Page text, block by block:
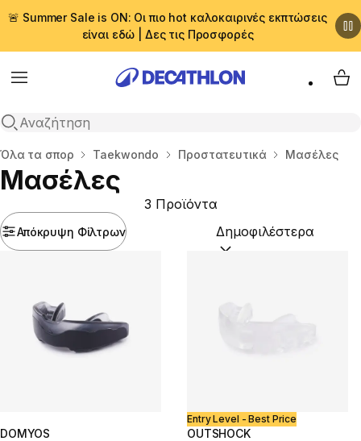
🚨 Summer Sale is ON: Οι πιο hot καλοκαιρινές εκπτώσεις
είναι εδώ | Δες τις Προσφορές
Menu
Αναζήτηση
My
Αρχική σελίδα
Όλα τα σπορ Taekwondo Προστατευτικά Μασέλες
Μασέλες
Απόκρυψη Φίλτρων
3 Προϊόντα
Ταξινόμηση κατά:
DOMYOS
Entry Level - Best Price
OUTSHOCK